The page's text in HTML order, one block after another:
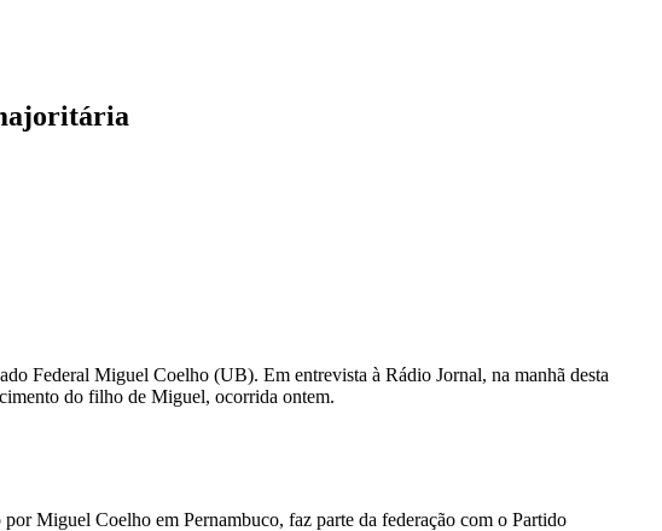
Federal Miguel Coelho (UB). Em entrevista à Rádio Jornal, na manhã desta
do filho de Miguel, ocorrida ontem.
Miguel Coelho em Pernambuco, faz parte da federação com o Partido